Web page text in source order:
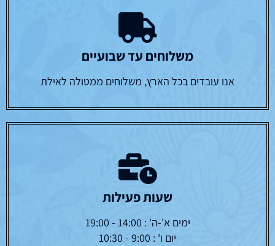
משלוחים עד שבועיים
אנו עובדים בכל הארץ, משלוחים ממטולה לאילת
שעות פעילות
ימים א'-ה' : 14:00 - 19:00
יום ו' : 9:00 - 10:30